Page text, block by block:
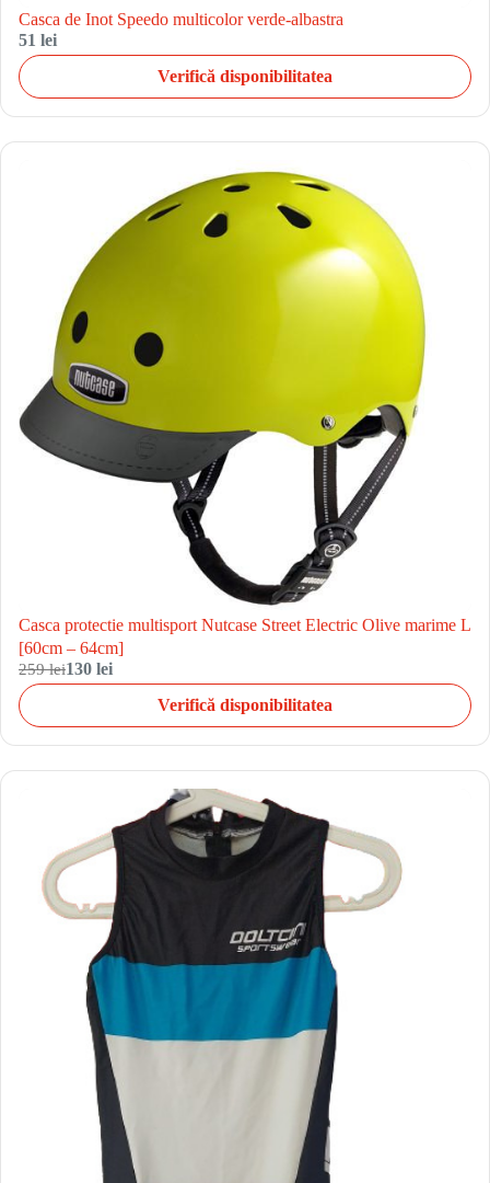
Casca de Inot Speedo multicolor verde-albastra
51 lei
Verifică disponibilitatea
Casca protectie multisport Nutcase Street Electric Olive marime L
[60cm – 64cm]
259 lei130 lei
Verifică disponibilitatea